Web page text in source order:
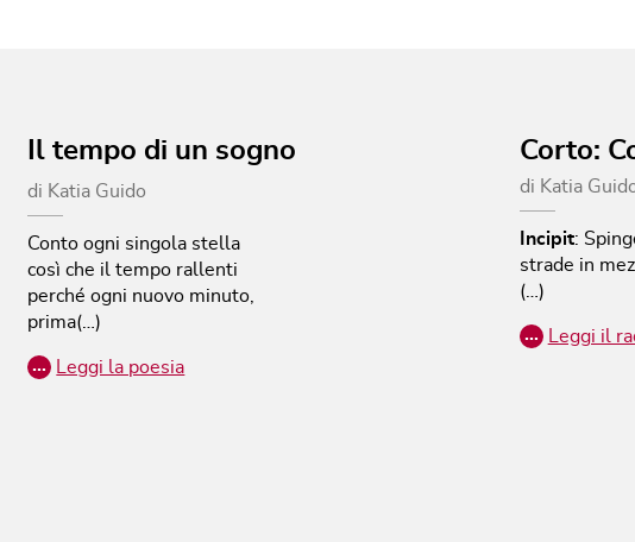
Il tempo di un sogno
di Katia Guido
Conto ogni singola stella
così che il tempo rallenti
perché ogni nuovo minuto,
prima(…)
… Leggi la poesia
Corto:
di Katia
Incipit:
strade in
(…)
… Leggi il